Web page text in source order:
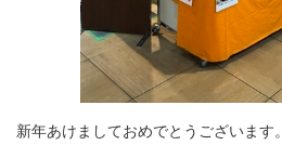
新年あけましておめでとうございます。